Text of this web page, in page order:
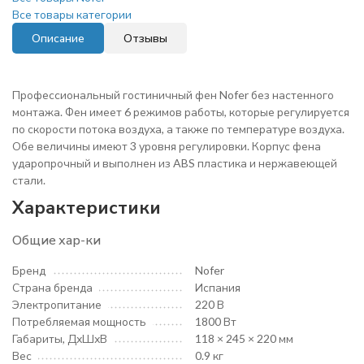
Все товары категории
Описание
Отзывы
Профессиональный гостиничный фен Nofer без настенного
монтажа. Фен имеет 6 режимов работы, которые регулируется
по скорости потока воздуха, а также по температуре воздуха.
Обе величины имеют 3 уровня регулировки. Корпус фена
ударопрочный и выполнен из ABS пластика и нержавеющей
стали.
Характеристики
Общие хар-ки
Бренд
Nofer
Страна бренда
Испания
Электропитание
220 В
Потребляемая мощность
1800 Вт
Габариты, ДхШхВ
118 × 245 × 220 мм
Вес
0.9 кг